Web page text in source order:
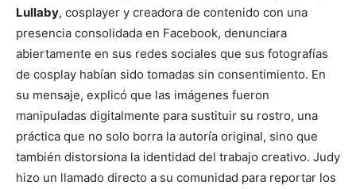
Lullaby, cosplayer y creadora de contenido con una
presencia consolidada en Facebook, denunciara
abiertamente en sus redes sociales que sus fotografías
de cosplay habían sido tomadas sin consentimiento. En
su mensaje, explicó que las imágenes fueron
manipuladas digitalmente para sustituir su rostro, una
práctica que no solo borra la autoría original, sino que
también distorsiona la identidad del trabajo creativo. Judy
hizo un llamado directo a su comunidad para reportar los